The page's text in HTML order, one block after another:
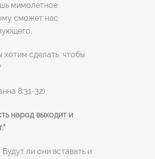
мимолётное
сможет нас
сделать, чтобы
8:31-32)
народ выходит и
ли они вставать и